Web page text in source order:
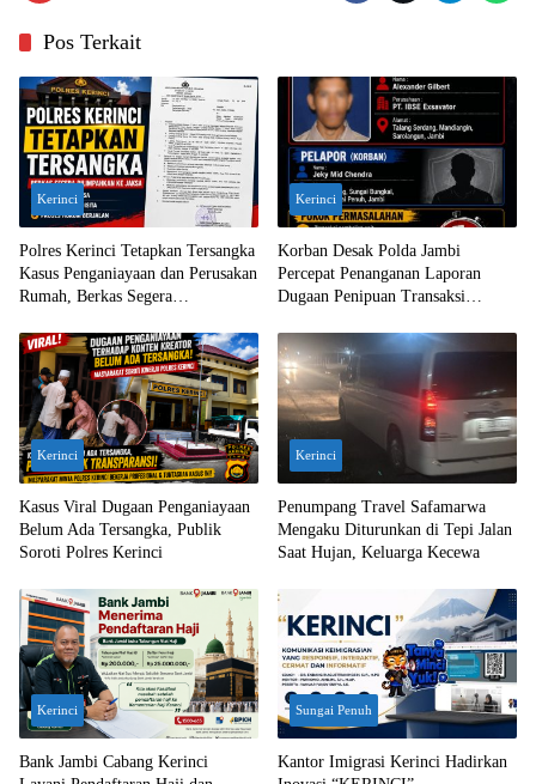
Pos Terkait
Kerinci
Polres Kerinci Tetapkan Tersangka
Kasus Penganiayaan dan Perusakan
Rumah, Berkas Segera
Kerinci
Korban Desak Polda Jambi
Percepat Penanganan Laporan
Dugaan Penipuan Transaksi
Kerinci
Kasus Viral Dugaan Penganiayaan
Belum Ada Tersangka, Publik
Soroti Polres Kerinci
Kerinci
Penumpang Travel Safamarwa
Mengaku Diturunkan di Tepi Jalan
Saat Hujan, Keluarga Kecewa
Kerinci
Bank Jambi Cabang Kerinci
Sungai Penuh
Kantor Imigrasi Kerinci Hadirkan